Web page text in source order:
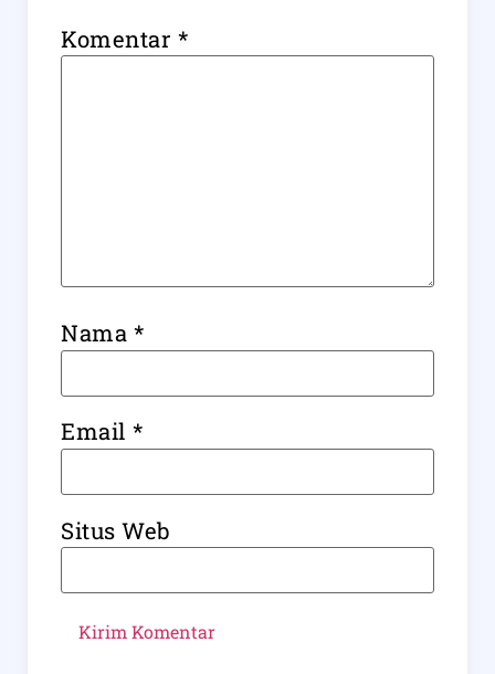
Komentar *
Nama *
Email *
Situs Web